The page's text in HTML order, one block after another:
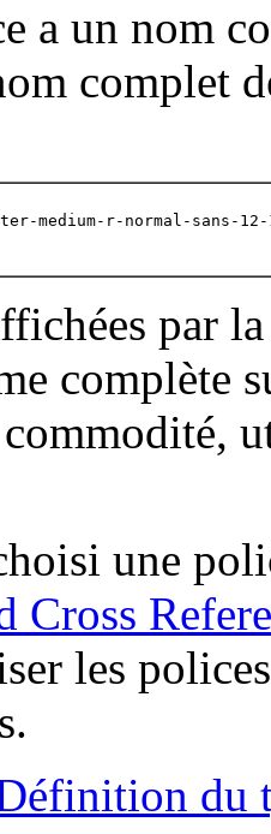
a un nom
complet
medium-r-normal-sans-12-
par
complète
une
Cross
les
du